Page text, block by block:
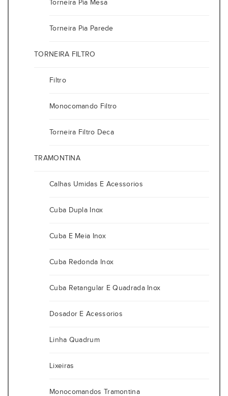
Torneira Pia Mesa
Torneira Pia Parede
TORNEIRA FILTRO
Filtro
Monocomando Filtro
Torneira Filtro Deca
TRAMONTINA
Calhas Umidas E Acessorios
Cuba Dupla Inox
Cuba E Meia Inox
Cuba Redonda Inox
Cuba Retangular E Quadrada Inox
Dosador E Acessorios
Linha Quadrum
Lixeiras
Monocomandos Tramontina